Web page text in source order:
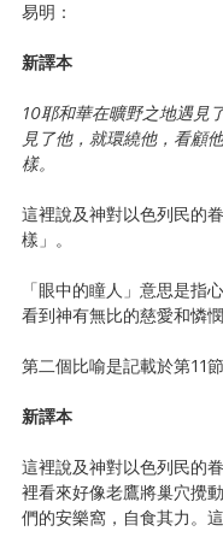
易明：
新譯本
10耶和華在曠野之地遇見
見了他，就環繞他，看顧
樣。
這裡說及神對以色列民的
樣」。
「眼中的瞳人」意思是指
看到神有無比的慈愛和憐
第二個比喻是記載於第11節
新譯本
這裡說及神對以色列民的
裡看來好像老鷹將巢穴攪
們的安樂窩，自食其力。